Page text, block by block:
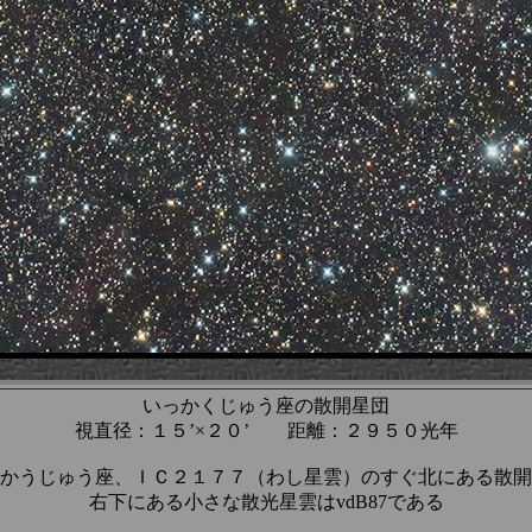
いっかくじゅう座の散開星団
視直径：１５’×２０’ 距離：２９５０光年
うじゅう座、ＩＣ２１７７（わし星雲）のすぐ北にある散
右下にある小さな散光星雲はvdB87である